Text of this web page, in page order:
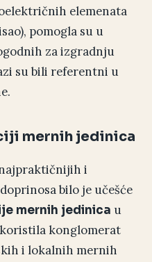
elemenata
pomogla su u
za izgradnju
su bili referentni u
mernih jedinica
i
bilo je učešće
mernih jedinica u
koristila konglomerat
i lokalnih mernih